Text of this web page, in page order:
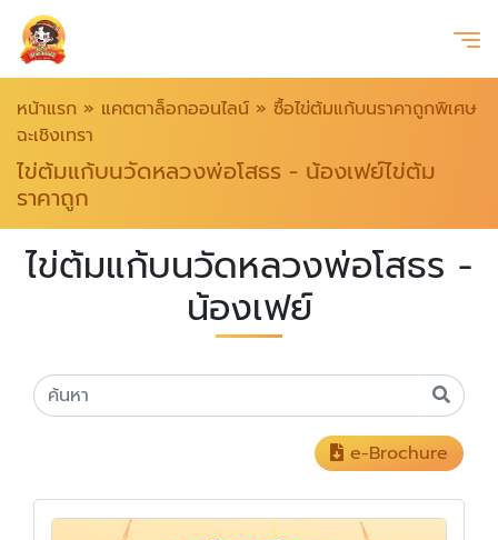
หน้าแรก » แคตตาล็อกออนไลน์ » ซื้อไข่ต้มแก้บนราคาถูกพิเศษ
ฉะเชิงเทรา
ไข่ต้มแก้บนวัดหลวงพ่อโสธร - น้องเฟย์ไข่ต้ม
ราคาถูก
ไข่ต้มแก้บนวัดหลวงพ่อโสธร -
น้องเฟย์
e-Brochure